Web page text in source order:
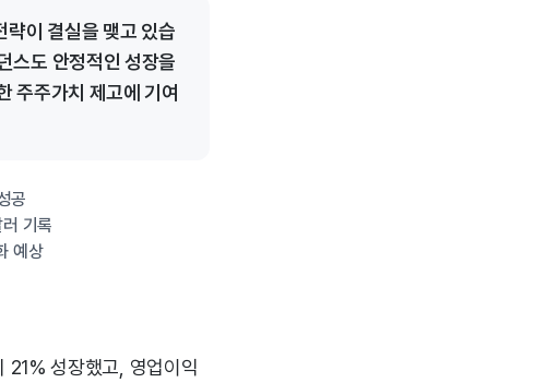
이 결실을 맺고 있습
스도 안정적인 성장을
주주가치 제고에 기여
공
기록
예상
성장했고, 영업이익